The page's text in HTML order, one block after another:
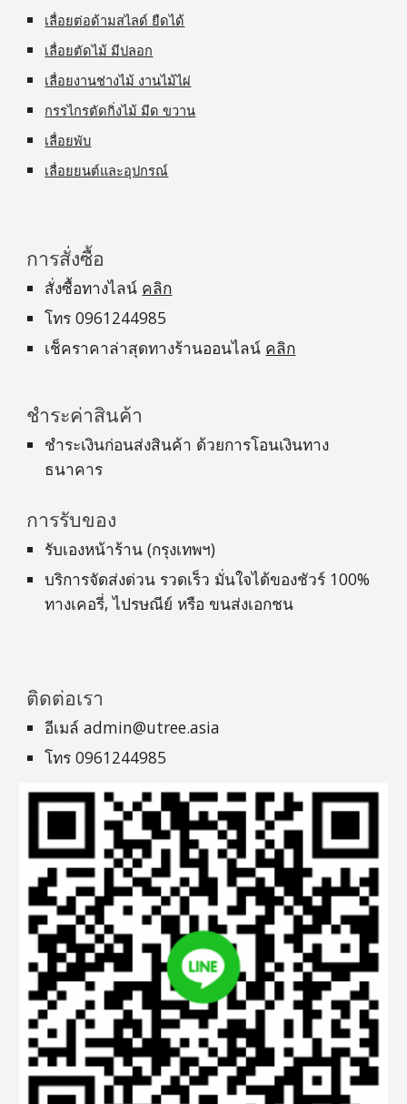
เลื่อยต่อด้ามสไลด์ ยืดได้
เลื่อยตัดไม้ มีปลอก
เลื่อยงานช่างไม้ งานไม้ไผ่
กรรไกรตัดกิ่งไม้ มีด ขวาน
เลื่อยพับ
เลื่อยยนต์และอุปกรณ์
การสั่งซื้อ
สั่งซื้อทางไลน์ คลิก
โทร 0961244985
เช็คราคาล่าสุดทางร้านออนไลน์ คลิก
ชำระค่าสินค้า
ชำระเงินก่อนส่งสินค้า ด้วยการโอนเงินทาง
ธนาคาร
การรับของ
รับเองหน้าร้าน (กรุงเทพฯ)
บริการจัดส่งด่วน รวดเร็ว มั่นใจได้ของชัวร์ 100%
ทางเคอรี่, ไปรษณีย์ หรือ ขนส่งเอกชน
ติดต่อเรา
อีเมล์ admin@utree.asia
โทร 0961244985